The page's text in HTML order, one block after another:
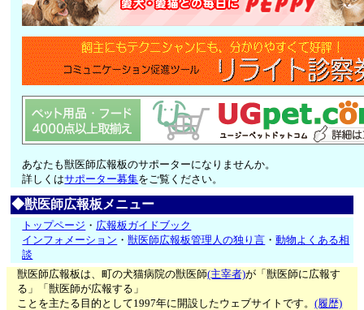
あなたも獣医師広報板のサポーターになりませんか。
詳しくはサポーター募集をご覧ください。
◆獣医師広報板メニュー
トップページ ・ 広報板ガイドブック
インフォメーション ・獣医師広報板管理人の独り言 ・動物よくある相
談
獣医師広報板は、町の犬猫病院の獣医師(主宰者)が「獣医師に広報す
る」「獣医師が広報する」
ことを主たる目的として1997年に開設したウェブサイトです。(履歴)